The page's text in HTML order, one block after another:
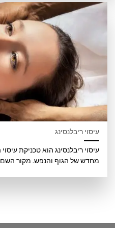
עיסוי ריבלנסינג
עיסוי ריבלנסינג הוא טכניקת
מחדש של הגוף והנפש. מקור השם